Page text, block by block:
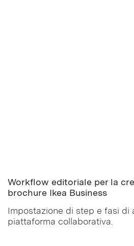
Workflow editoriale per la
brochure Ikea Business
Impostazione di step e fasi di
piattaforma collaborativa.